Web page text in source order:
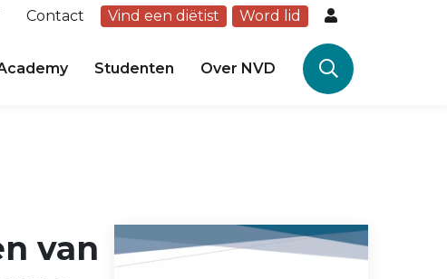
Contact Vind een diëtist Word lid
Studenten Over NVD
van